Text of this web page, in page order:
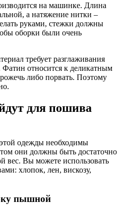
на машинке. Длина
а натяжение нитки –
руками, стежки должны
оборки были очень
требует разглаживания
относится к деликатным
либо порвать. Поэтому
для пошива
одежды необходимы
они должны быть достаточно
вес. Вы можете использовать
хлопок, лен, вискозу,
пышной